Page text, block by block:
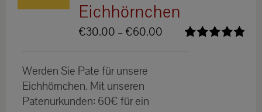
Eichhörnchen
€30.00 – €60.00Preisspanne:
Werden Sie Pate für unsere
Eichhörnchen. Mit unseren
Patenurkunden: 60€ für ein